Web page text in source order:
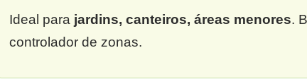
Ideal para jardins, canteiros, áreas menores.
controlador de zonas.